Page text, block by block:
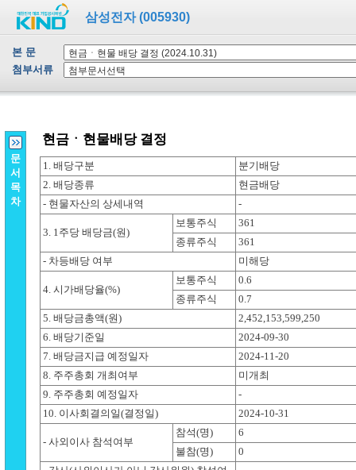
삼성전자 (005930)
본 문
첨부서류
문
서
목
차